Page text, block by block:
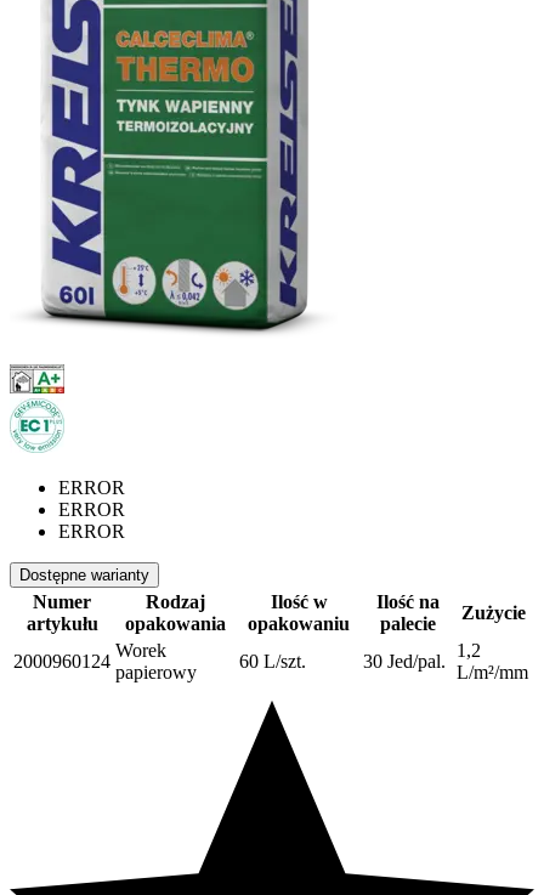
ERROR
ERROR
ERROR
Dostępne warianty
Numer
artykułu
Rodzaj
opakowania
Ilość w
opakowaniu
Ilość na
palecie
Zużycie
2000960124
Worek
papierowy
60 L/szt. 30 Jed/pal.
1,2
L/m²/mm